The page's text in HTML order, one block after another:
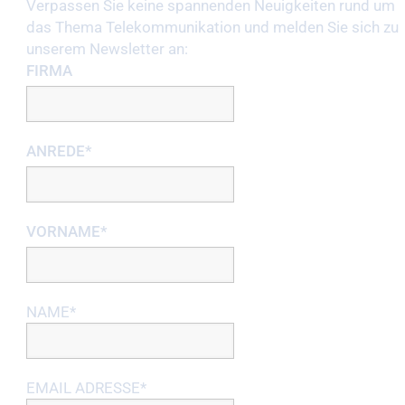
Verpassen Sie keine spannenden Neuigkeiten rund um
das Thema Telekommunikation und melden Sie sich zu
unserem Newsletter an:
FIRMA
ANREDE*
VORNAME*
NAME*
EMAIL ADRESSE*